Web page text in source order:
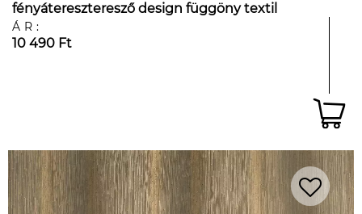
fényátereszteresző design függöny textil
ÁR:
10 490 Ft